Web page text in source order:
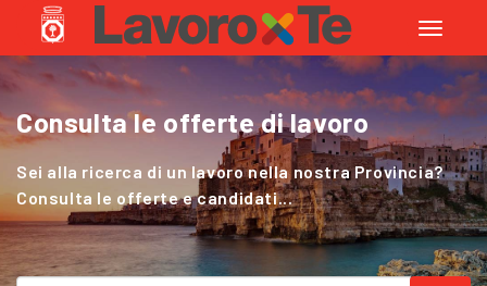
Toggle
Consulta le offerte di lavoro
Sei alla ricerca di un lavoro nella nostra Provincia?
Consulta le offerte e candidati...
Cerchi Lavoro nel Settore Agricolo
?
Sei alla ricerca di un lavoro nella nostra Provincia?
Consulta le offerte e candidati...